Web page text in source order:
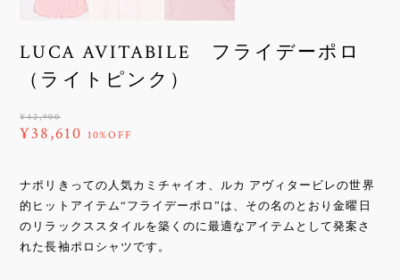
LUCA AVITABILE フライデーポロ
（ライトピンク）
¥42,900
¥38,610 10%OFF
ナポリきっての人気カミチャイオ、ルカ アヴィタービレの世界
的ヒットアイテム“フライデーポロ”は、その名のとおり金曜日
のリラックススタイルを築くのに最適なアイテムとして発案さ
れた長袖ポロシャツです。